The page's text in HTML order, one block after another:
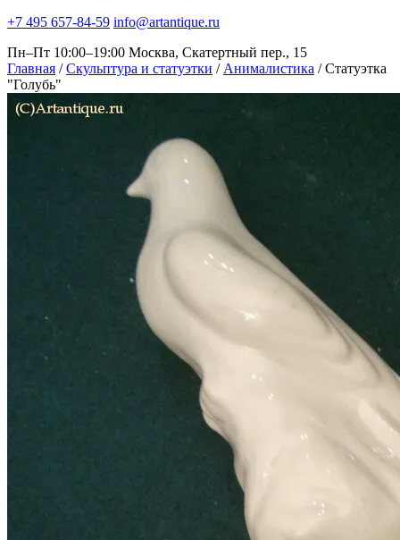
+7 495 657-84-59 info@artantique.ru
Пн–Пт 10:00–19:00 Москва, Скатертный пер., 15
Главная / Скульптура и статуэтки / Анималистика / Статуэтка
"Голубь"